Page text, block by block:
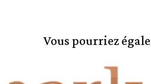
Vous pourriez